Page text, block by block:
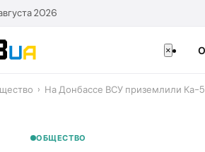
2026
×
› На Донбассе ВСУ приземлили Ка-
ОБЩЕСТВО